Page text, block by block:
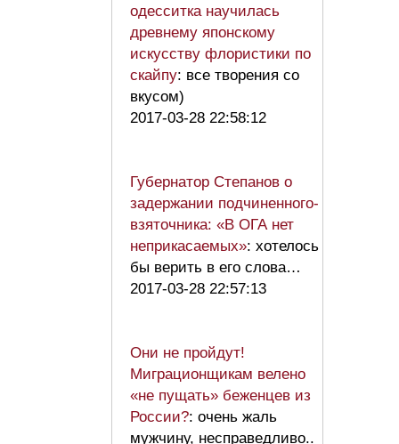
одесситка научилась
древнему японскому
искусству флористики по
скайпу: все творения со
вкусом)
2017-03-28 22:58:12
Губернатор Степанов о
задержании подчиненного-
взяточника: «В ОГА нет
неприкасаемых»: хотелось
бы верить в его слова…
2017-03-28 22:57:13
Они не пройдут!
Миграционщикам велено
«не пущать» беженцев из
России?: очень жаль
мужчину, несправедливо..